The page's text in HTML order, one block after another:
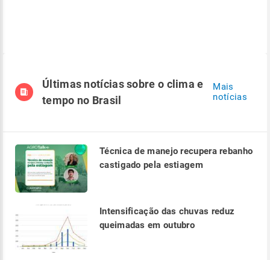
Últimas notícias sobre o clima e
tempo no Brasil
Mais
notícias
Técnica de manejo recupera rebanho
castigado pela estiagem
Intensificação das chuvas reduz
queimadas em outubro